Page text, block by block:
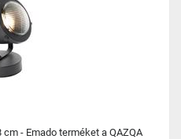
- Emado terméket a QAZQA